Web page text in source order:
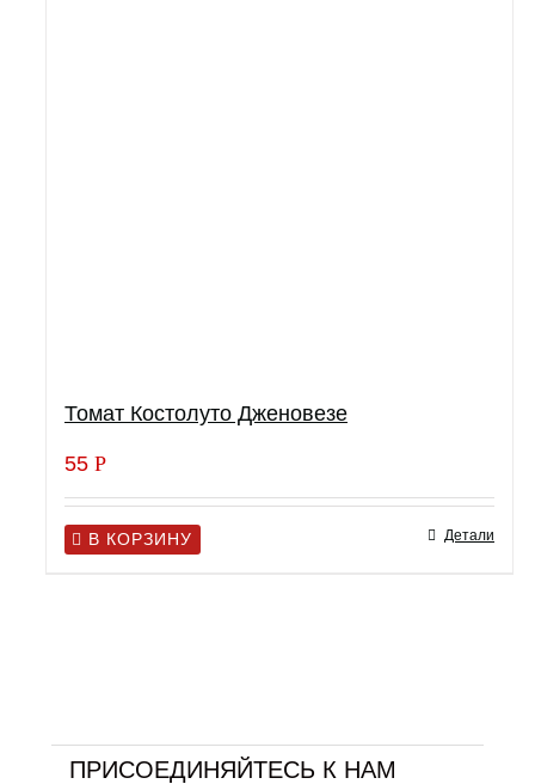
Томат Костолуто Дженовезе
55 Р
В КОРЗИНУ Детали
ПРИСОЕДИНЯЙТЕСЬ К НАМ